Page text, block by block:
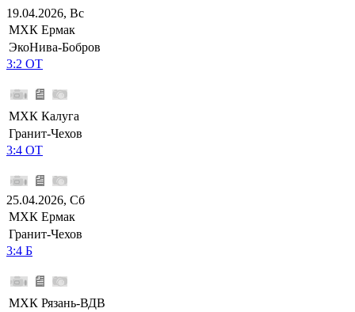
19.04.2026, Вс
МХК Ермак
ЭкоНива-Бобров
3:2 ОТ
МХК Калуга
Гранит-Чехов
3:4 ОТ
25.04.2026, Сб
МХК Ермак
Гранит-Чехов
3:4 Б
МХК Рязань-ВДВ